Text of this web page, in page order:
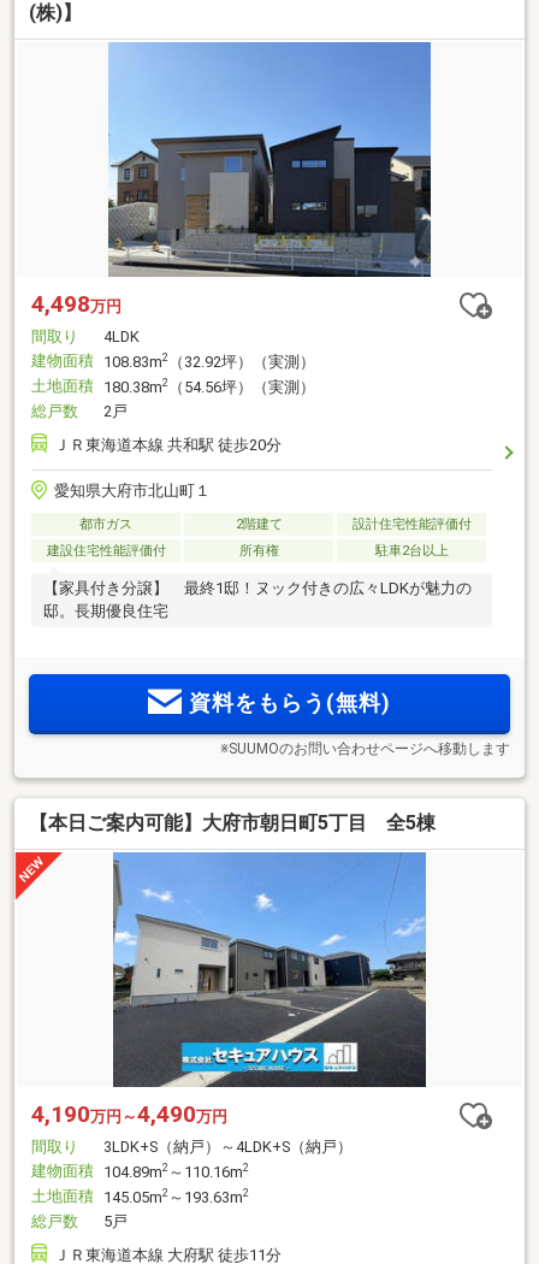
(株)】
4,498万円
間取り
4LDK
建物面積 108.83m2
（32.92坪）（実測）
土地面積 180.38m2
（54.56坪）（実測）
総戸数
2戸
ＪＲ東海道本線 共和駅 徒歩20分
愛知県大府市北山町１
都市ガス 2階建て
設計住宅性能評価付
建設住宅性能評価付
所有権 駐車2台以上
【家具付き分譲】 最終1邸！ヌック付きの広々LDKが魅力の
邸。長期優良住宅
資料をもらう(無料)
※SUUMOのお問い合わせページへ移動します
【本日ご案内可能】大府市朝日町5丁目 全5棟
4,190万円～4,490万円
間取り
3LDK+S（納戸）～4LDK+S（納戸）
建物面積 104.89m2 ～110.16m2
土地面積 145.05m2 ～193.63m2
総戸数
5戸
ＪＲ東海道本線 大府駅 徒歩11分